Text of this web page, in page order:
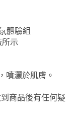
體驗組
示
噴灑於肌膚。
商品後有任何疑